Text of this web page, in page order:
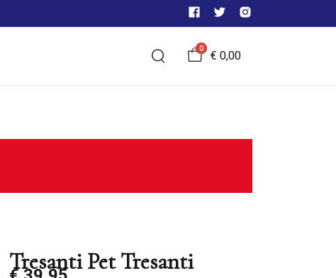
0
€ 0,00
Tresanti Pet Tresanti